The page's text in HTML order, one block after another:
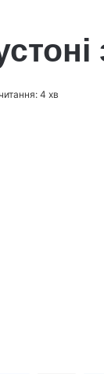
4 хв